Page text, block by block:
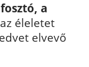
a
éleletet
elvevő